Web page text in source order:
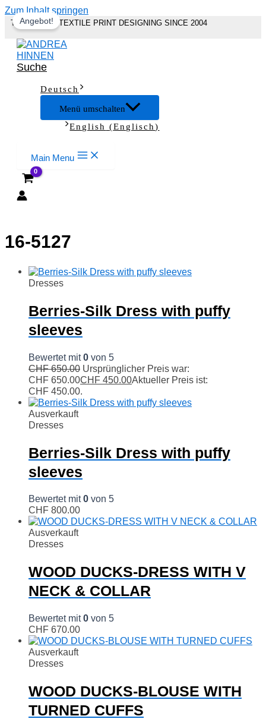
Zum Inhalt springen
THE ART OF TEXTILE PRINT DESIGNING SINCE 2004
Suche
Deutsch
Menü umschalten
English (Englisch)
Main Menu
16-5127
Angebot!
Dresses
Berries-Silk Dress with puffy
sleeves
Bewertet mit0 von 5
CHF650.00 Ursprünglicher Preis war:
CHF 650.00CHF 450.00Aktueller Preis ist:
CHF 450.00.
Ausverkauft
Dresses
Berries-Silk Dress with puffy
sleeves
Bewertet mit0 von 5
CHF 800.00
Ausverkauft
Dresses
WOOD DUCKS-DRESS WITH V
NECK & COLLAR
Bewertet mit0 von 5
CHF 670.00
Ausverkauft
Dresses
WOOD DUCKS-BLOUSE WITH
TURNED CUFFS